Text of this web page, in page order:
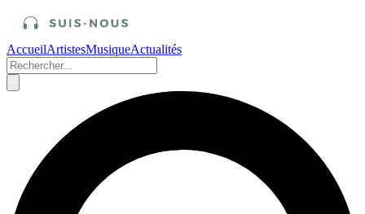
AccueilArtistesMusiqueActualités